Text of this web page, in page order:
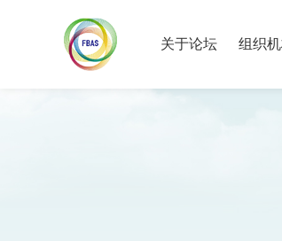
关于论坛 组织